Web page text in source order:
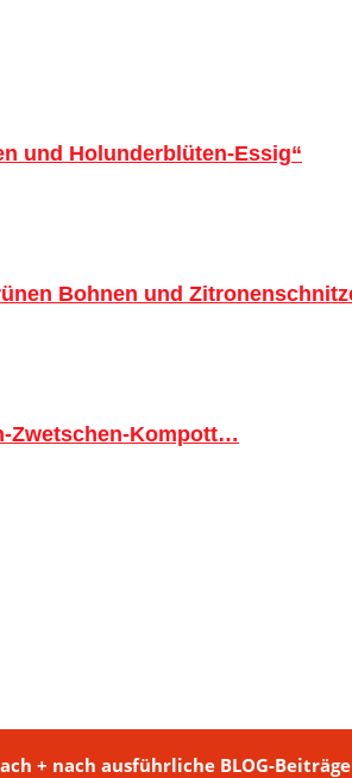
und Holunderblüten-Essig“
Bohnen und
Zwetschen-Kompott…
+ nach ausführliche BLOG-Beiträge